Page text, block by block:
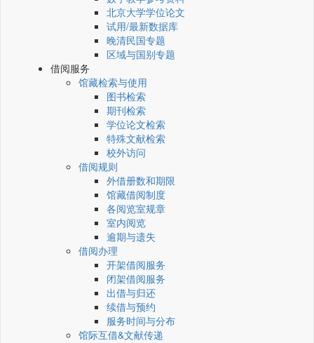
北京大学学位论文
试用/最新数据库
晚清民国专题
区域与国别专题
借阅服务
馆藏检索与使用
图书检索
期刊检索
学位论文检索
特殊文献检索
校外访问
借阅规则
外借册数和期限
馆藏借阅制度
各阅览室规章
室内阅览
逾期与遗失
借阅办理
开架借阅服务
闭架借阅服务
出借与归还
续借与预约
服务时间与分布
馆际互借&文献传递